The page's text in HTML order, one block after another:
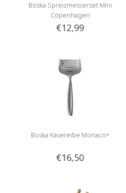
Boska Spreizmesserset Mini
Copenhagen
€12,99
Boska Käsereibe Monaco+
€16,50